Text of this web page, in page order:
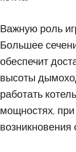
Важную роль
Большее
обеспечит
высоты
работать
мощностях,
возникновения